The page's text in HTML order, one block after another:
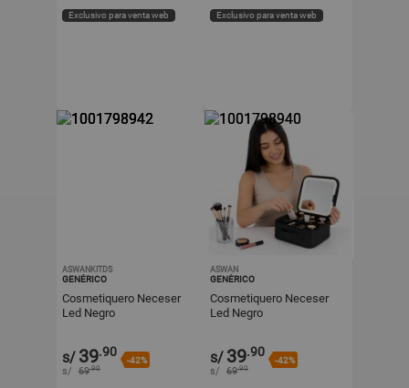
Exclusivo para venta web Exclusivo para venta web
ASWANKITDS
GENÉRICO
Cosmetiquero Neceser
Led Negro
s/ 39.90
-42%
s/ 69.90
ASWAN
GENÉRICO
Cosmetiquero Neceser
Led Negro
s/ 39.90
-42%
s/ 69.90